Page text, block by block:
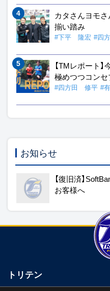
カタさんヨモ
揃い踏み
#下平 隆宏 #四
【TMレポート
極めつつコン
#四方田 修平 #
お知らせ
【復旧済】
お客様へ
トリテン